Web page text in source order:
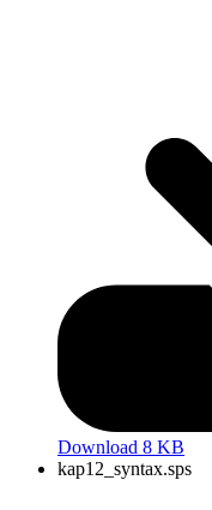
Download 8 KB
kap12_syntax.sps